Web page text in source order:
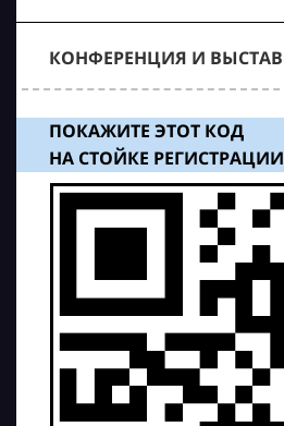
КОНФЕРЕНЦИЯ И
ПОКАЖИТЕ ЭТОТ КОД
НА СТОЙКЕ РЕГИСТРАЦИИ